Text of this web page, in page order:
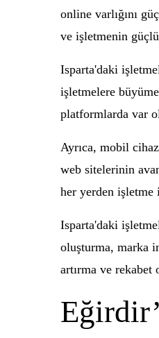
online varlığını
ve işletmenin
Isparta'daki
işletmelere
platformlarda var
Ayrıca, mobil
web sitelerinin
her yerden işletme
Isparta'daki
oluşturma, marka
artırma ve rekabet